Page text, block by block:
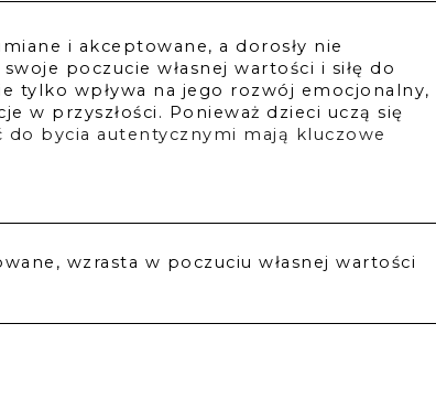
i akceptowane, a dorosły nie
poczucie własnej wartości i siłę do
tylko wpływa na jego rozwój emocjonalny,
w przyszłości. Ponieważ dzieci uczą się
bycia autentycznymi mają kluczowe
wzrasta w poczuciu własnej wartości